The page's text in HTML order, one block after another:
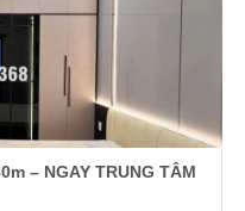
– NGAY TRUNG TÂM